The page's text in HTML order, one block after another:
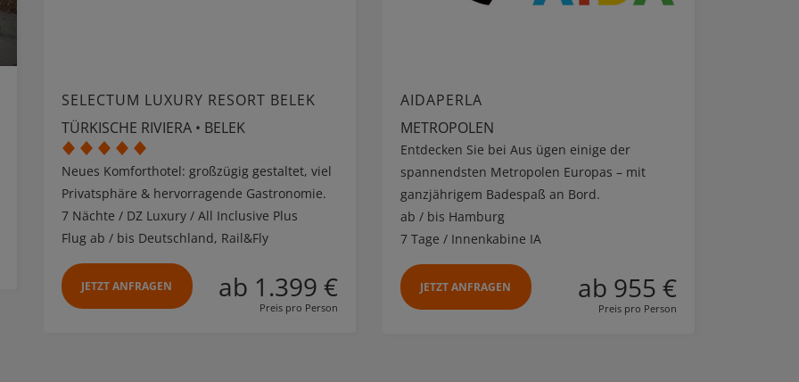
SELECTUM LUXURY RESORT BELEK
TÜRKISCHE RIVIERA • BELEK
Neues Komforthotel: großzügig gestaltet, viel
Privatsphäre & hervorragende Gastronomie.
7 Nächte / DZ Luxury / All Inclusive Plus
Flug ab / bis Deutschland, Rail&Fly
JETZT ANFRAGEN ab 1.399 €
Preis pro Person
AIDAPERLA
METROPOLEN
Entdecken Sie bei Aus ügen einige der
spannendsten Metropolen Europas – mit
ganzjährigem Badespaß an Bord.
ab / bis Hamburg
7 Tage / Innenkabine IA
JETZT ANFRAGEN ab 955 €
Preis pro Person